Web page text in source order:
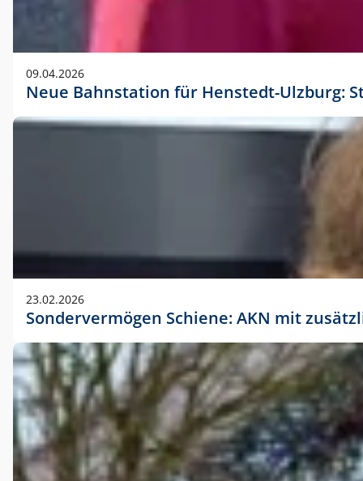
09.04.2026
Neue Bahnstation für Henstedt-Ulzburg:
23.02.2026
Sondervermögen Schiene: AKN mit